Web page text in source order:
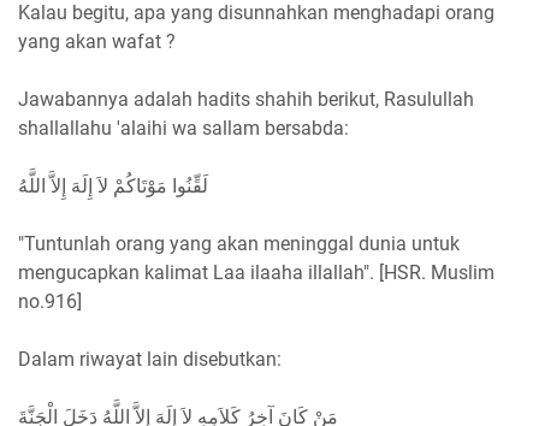
Kalau begitu, apa yang disunnahkan menghadapi orang
yang akan wafat ?
Jawabannya adalah hadits shahih berikut, Rasulullah
shallallahu 'alaihi wa sallam bersabda:
لَقِّنُوا مَوْتَاكُمْ لاَ إِلَهَ إِلاَّ اللَّهُ
"Tuntunlah orang yang akan meninggal dunia untuk
mengucapkan kalimat Laa ilaaha illallah". [HSR. Muslim
no.916]
Dalam riwayat lain disebutkan:
مَنْ كَانَ آخِرُ كَلاَمِهِ لاَ إِلَهَ إِلاَّ اللَّهُ دَخَلَ الْجَنَّةَ